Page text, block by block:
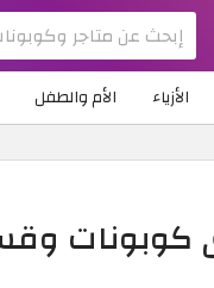
الأزياء الأم والطفل